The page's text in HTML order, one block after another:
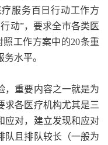
服务百日行动工作方
动”，要求全市各类医
工作方案中的20条重
水平。
，重要内容之一就是为
求各医疗机构尤其是三
应对，建立发现和应对
队且排队较长（一般为